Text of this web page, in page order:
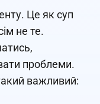
Це як суп
не те.
проблеми.
важливий: